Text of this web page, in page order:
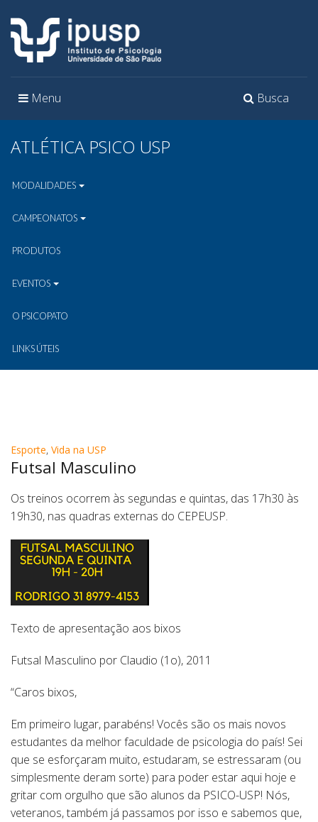
Toggle
Busca
Toggle
Menu
ATLÉTICA PSICO USP
MODALIDADES
CAMPEONATOS
PRODUTOS
EVENTOS
O PSICOPATO
LINKS ÚTEIS
Esporte, Vida na USP
Futsal Masculino
Os treinos ocorrem às segundas e quintas, das 17h30 às
19h30, nas quadras externas do CEPEUSP.
Texto de apresentação aos bixos
Futsal Masculino por Claudio (1o), 2011
“Caros bixos,
Em primeiro lugar, parabéns! Vocês são os mais novos
estudantes da melhor faculdade de psicologia do país! Sei
que se esforçaram muito, estudaram, se estressaram (ou
simplesmente deram sorte) para poder estar aqui hoje e
gritar com orgulho que são alunos da PSICO-USP! Nós,
veteranos, também já passamos por isso e sabemos que,